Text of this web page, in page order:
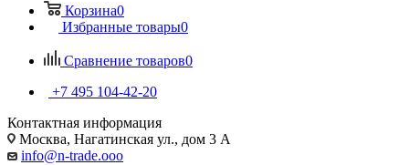
Корзина0
Избранные товары0
Сравнение товаров0
+7 495 104-42-20
Контактная информация
Москва, Нагатинская ул., дом 3 А
info@n-trade.ooo